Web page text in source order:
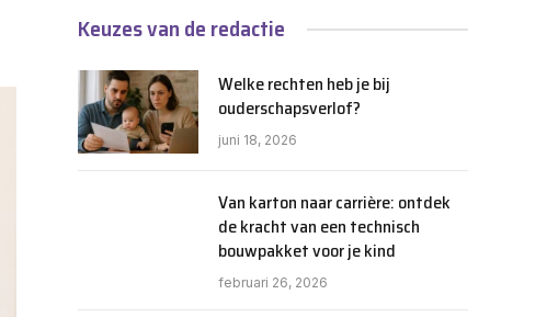
Keuzes van de redactie
Welke rechten heb je bij
ouderschapsverlof?
juni 18, 2026
Van karton naar carrière: ontdek
de kracht van een technisch
bouwpakket voor je kind
februari 26, 2026